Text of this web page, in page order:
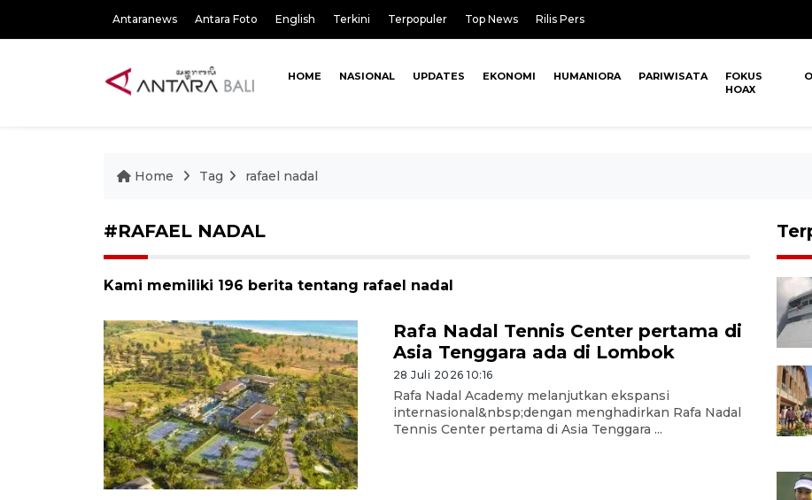
Antaranews Antara Foto English Terkini Terpopuler Top News Rilis Pers
HOME NASIONAL UPDATES EKONOMI HUMANIORA PARIWISATA
FOKUS
HOAX
Home Tag rafael nadal
#RAFAEL NADAL
Kami memiliki 196 berita tentang rafael nadal
Rafa Nadal Tennis Center pertama di
Asia Tenggara ada di Lombok
28 Juli 2026 10:16
Rafa Nadal Academy melanjutkan ekspansi
internasional&nbsp;dengan menghadirkan Rafa Nadal
Tennis Center pertama di Asia Tenggara ...